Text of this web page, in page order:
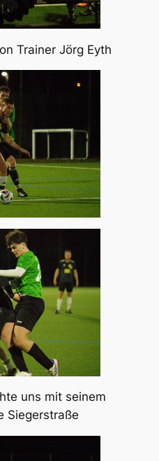
Trainer Jörg Eyth
uns mit seinem
Siegerstraße